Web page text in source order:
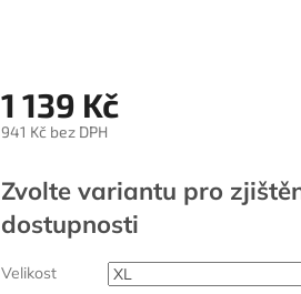
1 139 Kč
941 Kč bez DPH
cena:
Zvolte variantu
Velikost